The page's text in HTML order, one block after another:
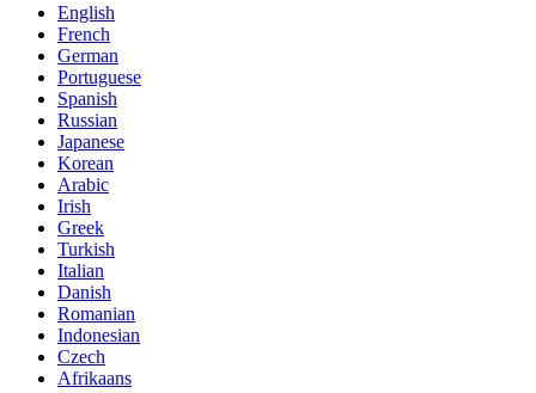
English
French
German
Portuguese
Spanish
Russian
Japanese
Korean
Arabic
Irish
Greek
Turkish
Italian
Danish
Romanian
Indonesian
Czech
Afrikaans